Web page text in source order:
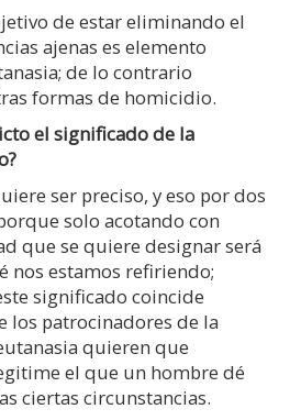
de estar eliminando el
ajenas es elemento
de lo contrario
formas de homicidio.
el significado de la
ser preciso, y eso por dos
solo acotando con
que se quiere designar será
nos estamos refiriendo;
significado coincide
los patrocinadores de la
quieren que
el que un hombre dé
ciertas circunstancias.